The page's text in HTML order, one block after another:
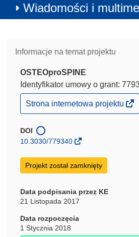
Wiadomości i
Informacje na temat projektu
OSTEOproSPINE
Identyfikator umowy o grant:
(odnośnik
otworzy
w
nowym
Strona internetowa projektu
DOI
10.3030/779340
Projekt został zamknięty
Data podpisania przez KE
21 Listopada 2017
Data rozpoczęcia
1 Stycznia 2018